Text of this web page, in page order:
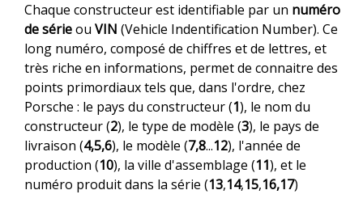
Chaque constructeur est identifiable par un numéro
de sérieouVIN (Vehicle Indentification Number). Ce
long numéro, composé de chiffres et de lettres, et
très riche en informations, permet de connaitre des
points primordiaux tels que, dans l'ordre, chez
Porsche : le pays du constructeur (1), le nom du
constructeur (2), le type de modèle (3), le pays de
livraison (4,5,6), le modèle (7,8...12), l'année de
production (10), la ville d'assemblage (11), et le
numéro produit dans la série (13,14,15,16,17)